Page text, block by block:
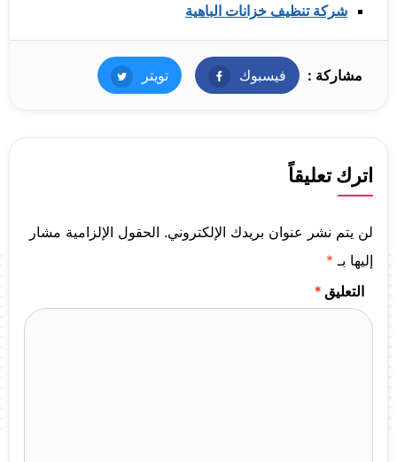
شركة تنظيف خزانات الباهية
مشاركة : فيسبوك فيسبوكتويتر تويتر
اترك تعليقاً
لن يتم نشر عنوان بريدك الإلكتروني. الحقول الإلزامية مشار
إليها بـ *
التعليق *